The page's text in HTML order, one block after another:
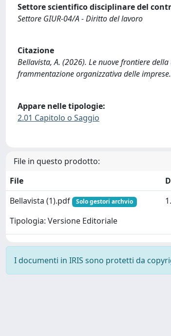
Settore scientifico disciplinare del
Settore GIUR-04/A - Diritto del lavoro
Citazione
Bellavista, A. (2026). Le nuove frontiere
frammentazione organizzativa delle
Appare nelle tipologie:
2.01 Capitolo o Saggio
File in questo prodotto:
File
Bellavista (1).pdf
Solo gestori archvio
Tipologia: Versione Editoriale
I documenti in IRIS sono protetti da